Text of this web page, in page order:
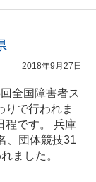
2018年9月27日
全国障害者ス
りで行われま
程です。 兵庫
、団体競技31
ました。